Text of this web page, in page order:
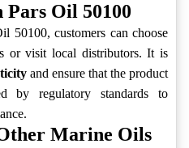
Pars Oil 50100
50100, customers can choose
or visit local distributors. It is
and ensure that the product
by regulatory standards to
Marine Oils